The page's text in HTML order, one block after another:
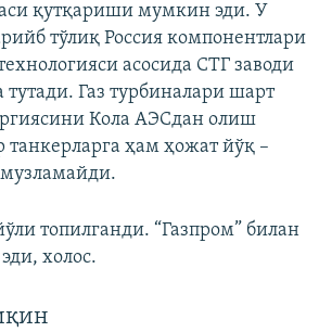
қутқариши мумкин эди. У
тўлиқ Россия компонентлари
асосида СТГ заводи
Газ турбиналари шарт
Кола АЭСдан олиш
ҳам ҳожат йўқ –
топилганди. “Газпром” билан
холос.